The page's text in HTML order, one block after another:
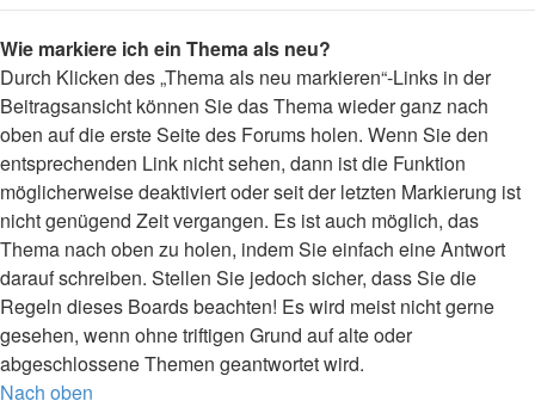
Wie markiere ich ein Thema als neu?
Durch Klicken des „Thema als neu markieren“-Links in der
Beitragsansicht können Sie das Thema wieder ganz nach
oben auf die erste Seite des Forums holen. Wenn Sie den
entsprechenden Link nicht sehen, dann ist die Funktion
möglicherweise deaktiviert oder seit der letzten Markierung ist
nicht genügend Zeit vergangen. Es ist auch möglich, das
Thema nach oben zu holen, indem Sie einfach eine Antwort
darauf schreiben. Stellen Sie jedoch sicher, dass Sie die
Regeln dieses Boards beachten! Es wird meist nicht gerne
gesehen, wenn ohne triftigen Grund auf alte oder
abgeschlossene Themen geantwortet wird.
Nach oben